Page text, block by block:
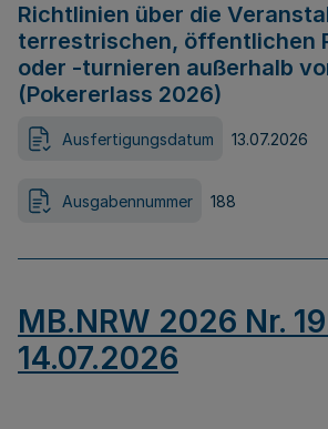
Richtlinien über die
terrestrischen, öffentlichen
oder -turnieren außerhalb
(Pokererlass 2026)
Ausfertigungsdatum 13.07.2026
Ausgabennummer 188
MB.NRW 2026 Nr.
14.07.2026